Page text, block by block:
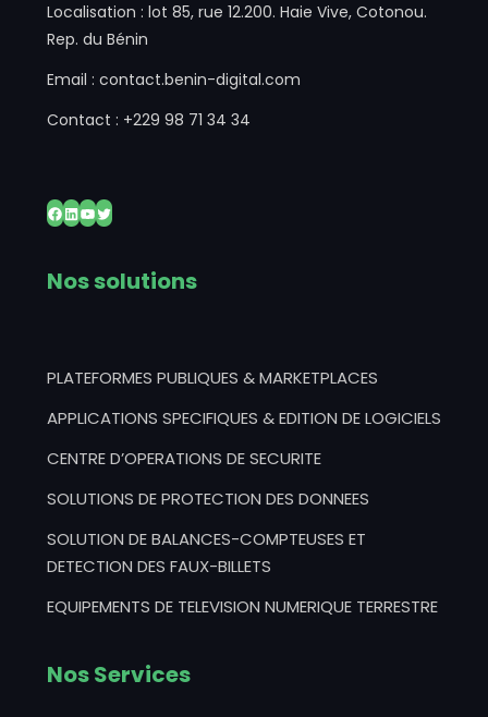
Localisation : lot 85, rue 12.200. Haie Vive, Cotonou.
Rep. du Bénin
Email : contact.benin-digital.com
Contact : +229 98 71 34 34
Facebook
LinkedIn
YouTube
Twitter
Nos solutions
PLATEFORMES PUBLIQUES & MARKETPLACES
APPLICATIONS SPECIFIQUES & EDITION DE LOGICIELS
CENTRE D’OPERATIONS DE SECURITE
SOLUTIONS DE PROTECTION DES DONNEES
SOLUTION DE BALANCES-COMPTEUSES ET
DETECTION DES FAUX-BILLETS
EQUIPEMENTS DE TELEVISION NUMERIQUE TERRESTRE
Nos Services